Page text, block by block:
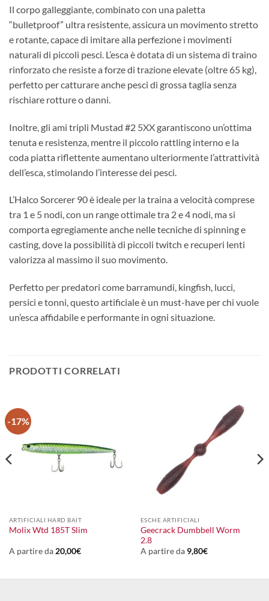
Il corpo galleggiante, combinato con una paletta
“bulletproof” ultra resistente, assicura un movimento stretto
e rotante, capace di imitare alla perfezione i movimenti
naturali di piccoli pesci. L’esca è dotata di un sistema di traino
rinforzato che resiste a forze di trazione elevate (oltre 65 kg),
perfetto per catturare anche pesci di grossa taglia senza
rischiare rotture o danni.
Inoltre, gli ami tripli Mustad #2 5XX garantiscono un’ottima
tenuta e resistenza, mentre il piccolo rattling interno e la
coda piatta riflettente aumentano ulteriormente l’attrattività
dell’esca, stimolando l’interesse dei pesci.
L’Halco Sorcerer 90 è ideale per la traina a velocità comprese
tra 1 e 5 nodi, con un range ottimale tra 2 e 4 nodi, ma si
comporta egregiamente anche nelle tecniche di spinning e
casting, dove la possibilità di piccoli twitch e recuperi lenti
valorizza al massimo il suo movimento.
Perfetto per predatori come barramundi, kingfish, lucci,
persici e tonni, questo artificiale è un must-have per chi vuole
un’esca affidabile e performante in ogni situazione.
PRODOTTI CORRELATI
-17%
ARTIFICIALI HARD BAIT
Molix Wtd 185T Slim
A partire da 20,00€
ESCHE ARTIFICIALI
Geecrack Dumbbell Worm
2.8
A partire da 9,80€